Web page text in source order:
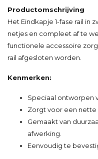
Productomschrijving
Het Eindkapje 1-fase rail in
netjes en compleet af te
functionele accessoire
rail afgesloten worden.
Kenmerken:
Speciaal ontworpen
Zorgt voor een nette
Gemaakt van
afwerking.
Eenvoudig te